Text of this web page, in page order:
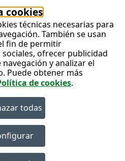
cookies
técnicas necesarias para
También se usan
fin de permitir
ofrecer publicidad
y analizar el
Puede obtener más
de cookies.